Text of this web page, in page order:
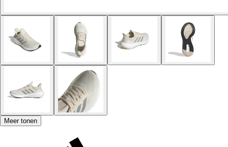
Meer tonen